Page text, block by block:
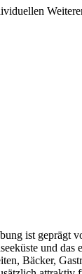
ist geprägt
und das
Bäcker,